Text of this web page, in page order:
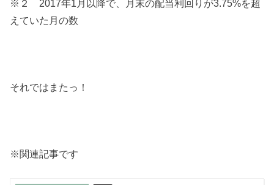
※２ 2017年1月以降で、月末の配当利回りが3.75%を超
えていた月の数
それではまたっ！
※関連記事です